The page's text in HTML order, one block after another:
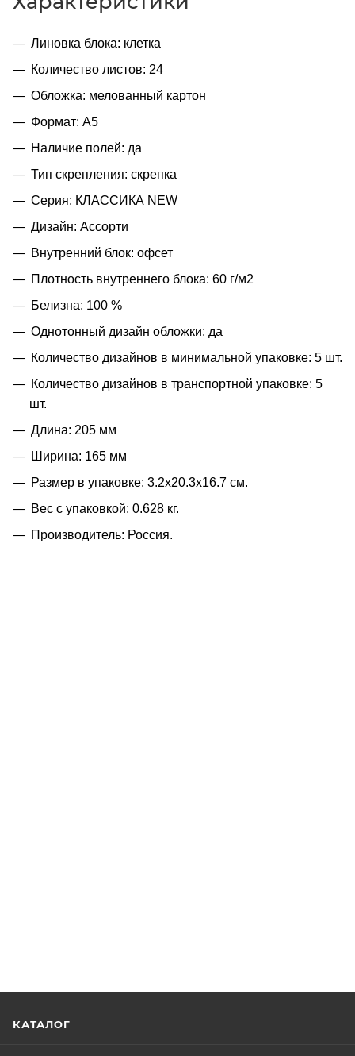
Линовка блока: клетка
Количество листов: 24
Обложка: мелованный картон
Формат: А5
Наличие полей: да
Тип скрепления: скрепка
Серия: КЛАССИКА NEW
Дизайн: Ассорти
Внутренний блок: офсет
Плотность внутреннего блока: 60 г/м2
Белизна: 100 %
Однотонный дизайн обложки: да
Количество дизайнов в минимальной упаковке: 5 шт.
Количество дизайнов в транспортной упаковке: 5
шт.
Длина: 205 мм
Ширина: 165 мм
Размер в упаковке: 3.2x20.3x16.7 см.
Вес с упаковкой: 0.628 кг.
Производитель: Россия.
КАТАЛОГ